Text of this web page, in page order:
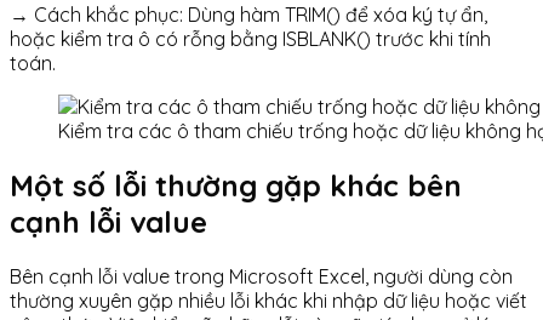
→ Cách khắc phục: Dùng hàm TRIM() để xóa ký tự ẩn,
hoặc kiểm tra ô có rỗng bằng ISBLANK() trước khi tính
toán.
Kiểm tra các ô tham chiếu trống hoặc dữ liệu không
Một số lỗi thường gặp khác bên
cạnh lỗi value
Bên cạnh lỗi value trong Microsoft Excel, người dùng còn
thường xuyên gặp nhiều lỗi khác khi nhập dữ liệu hoặc viết